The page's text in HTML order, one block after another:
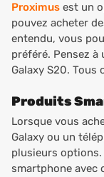
Proximus est un
pouvez acheter
entendu, vous
préféré. Pensez à
Galaxy S20. Tous
Produits
Lorsque vous
Galaxy ou un
plusieurs options.
smartphone avec